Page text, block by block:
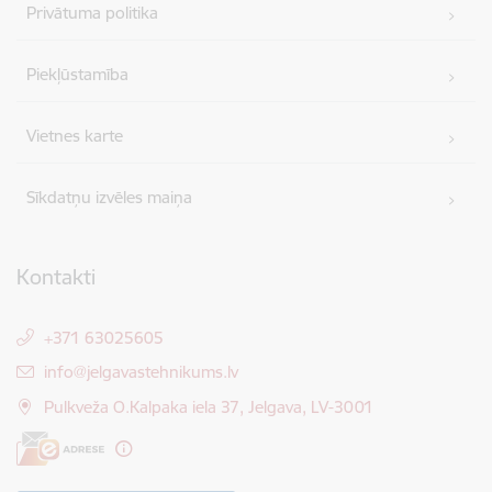
Privātuma politika
Piekļūstamība
Vietnes karte
Sīkdatņu izvēles maiņa
Kontakti
+371 63025605
E-pasts:
info@jelgavastehnikums.lv
Pulkveža O.Kalpaka iela 37, Jelgava, LV-3001